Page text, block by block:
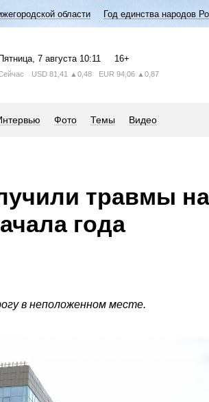
области Год единства народов
Пятница, 7 августа 10:11 16+
USD 81,41 ▲0,48 EUR 94,06 ▲0,87
Фото Темы Видео
травмы
года
в неположенном месте.